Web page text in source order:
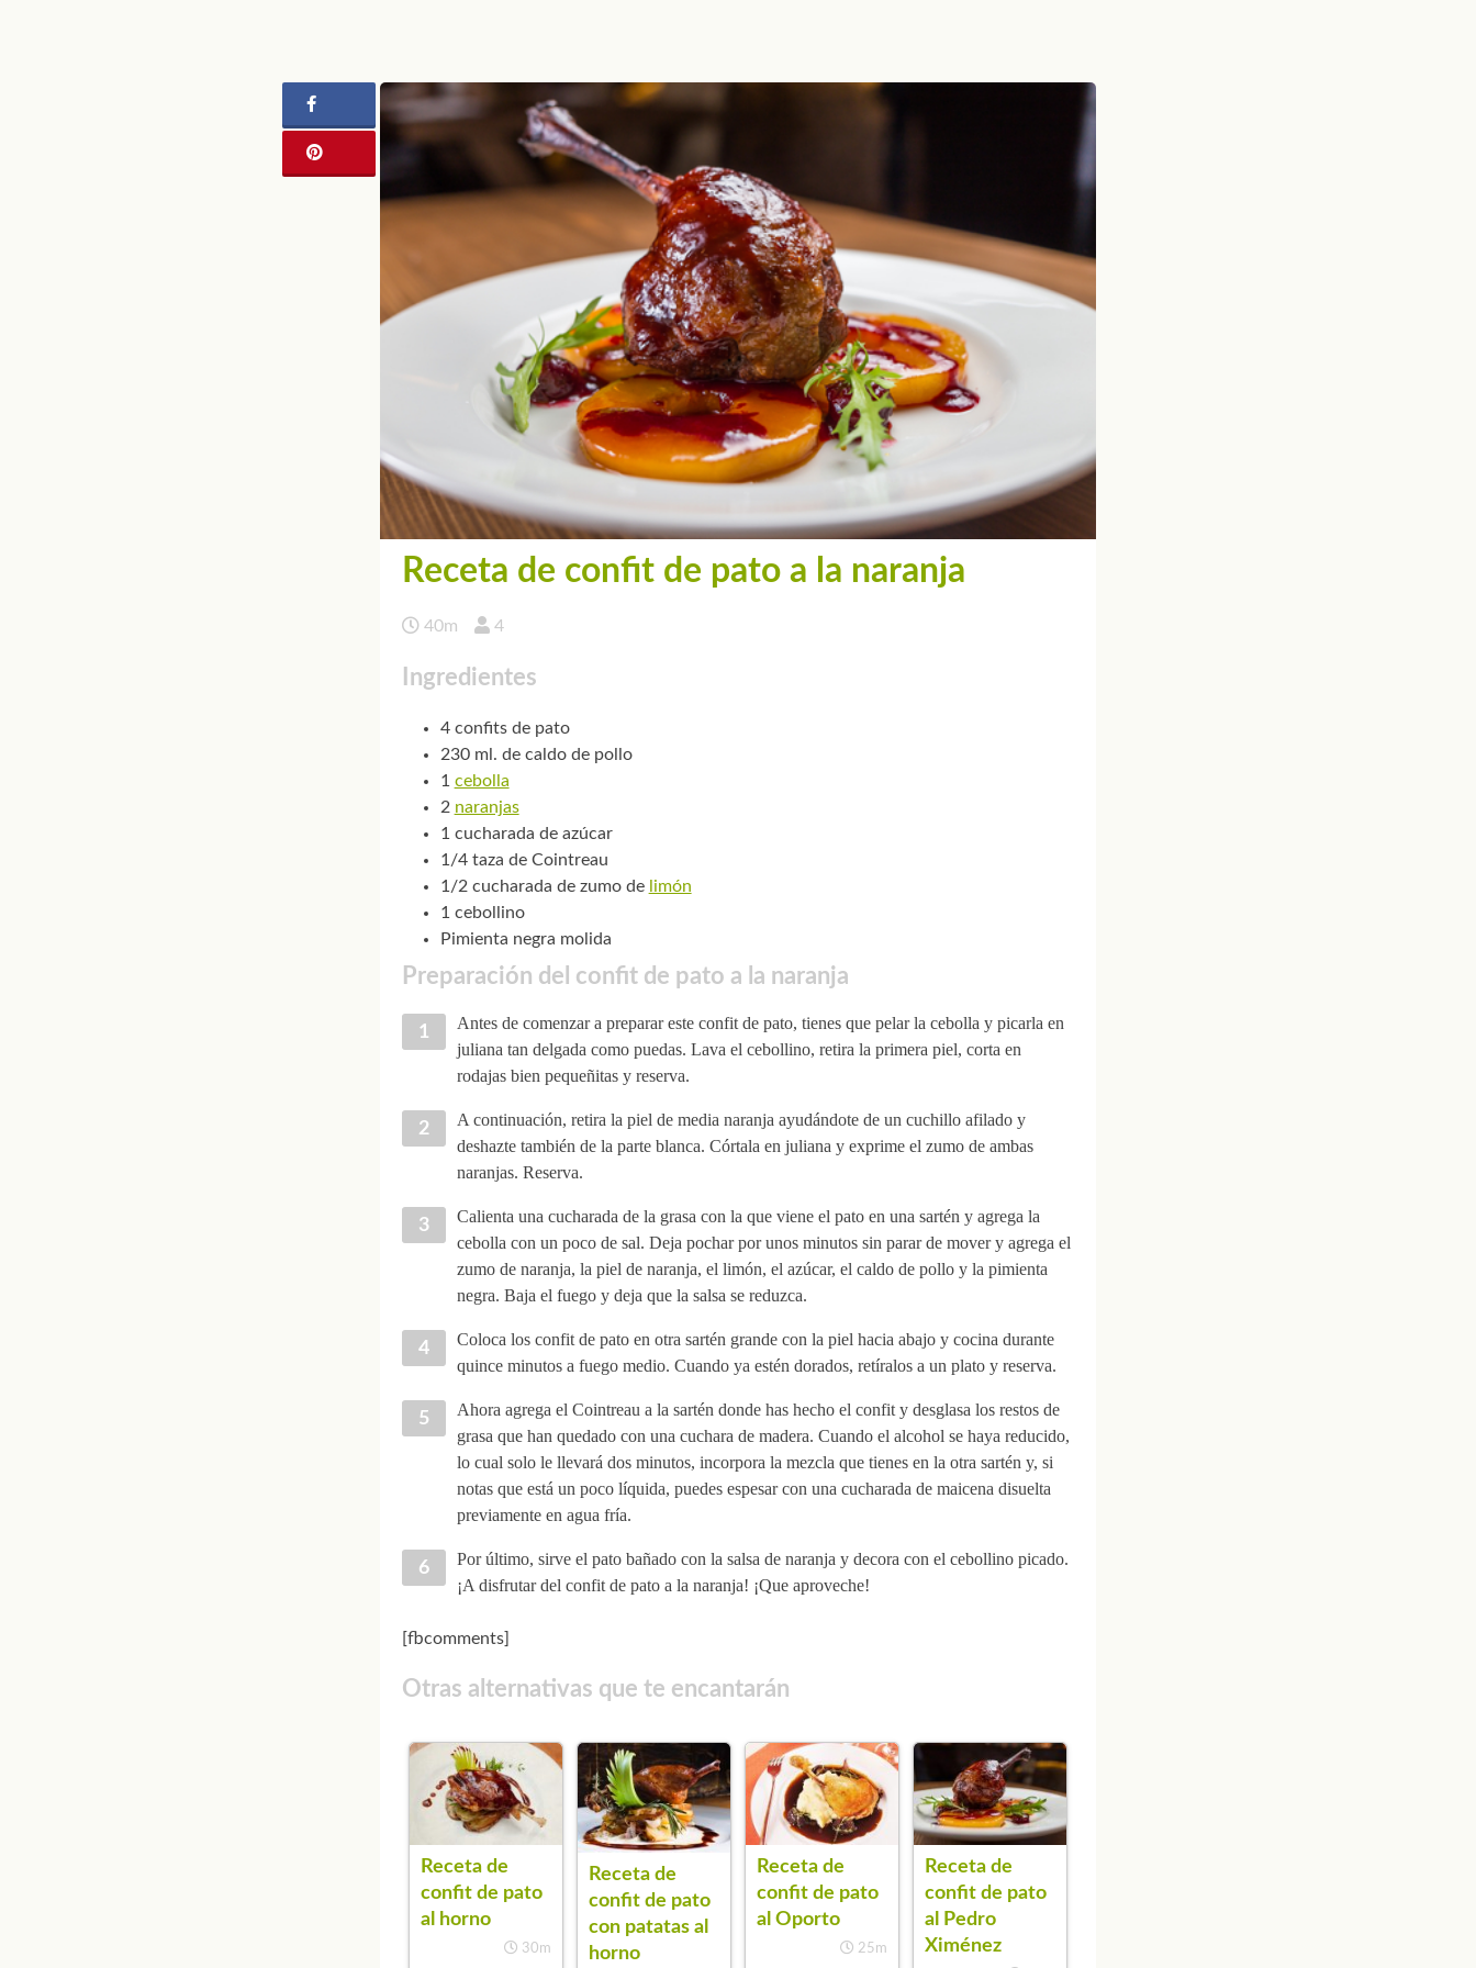
Receta de confit de pato a la naranja
40m 4
Ingredientes
4 confits de pato
230 ml. de caldo de pollo
1 cebolla
2 naranjas
1 cucharada de azúcar
1/4 taza de Cointreau
1/2 cucharada de zumo de limón
1 cebollino
Pimienta negra molida
Preparación del confit de pato a la naranja
Antes de comenzar a preparar este confit de pato, tienes que pelar la cebolla y picarla en
juliana tan delgada como puedas. Lava el cebollino, retira la primera piel, corta en
rodajas bien pequeñitas y reserva.
A continuación, retira la piel de media naranja ayudándote de un cuchillo afilado y
deshazte también de la parte blanca. Córtala en juliana y exprime el zumo de ambas
naranjas. Reserva.
Calienta una cucharada de la grasa con la que viene el pato en una sartén y agrega la
cebolla con un poco de sal. Deja pochar por unos minutos sin parar de mover y agrega el
zumo de naranja, la piel de naranja, el limón, el azúcar, el caldo de pollo y la pimienta
negra. Baja el fuego y deja que la salsa se reduzca.
Coloca los confit de pato en otra sartén grande con la piel hacia abajo y cocina durante
quince minutos a fuego medio. Cuando ya estén dorados, retíralos a un plato y reserva.
Ahora agrega el Cointreau a la sartén donde has hecho el confit y desglasa los restos de
grasa que han quedado con una cuchara de madera. Cuando el alcohol se haya reducido,
lo cual solo le llevará dos minutos, incorpora la mezcla que tienes en la otra sartén y, si
notas que está un poco líquida, puedes espesar con una cucharada de maicena disuelta
previamente en agua fría.
Por último, sirve el pato bañado con la salsa de naranja y decora con el cebollino picado.
¡A disfrutar del confit de pato a la naranja! ¡Que aproveche!
[fbcomments]
Otras alternativas que te encantarán
Receta de
confit de pato
al horno
30m
Receta de
confit de pato
con patatas al
horno
Receta de
confit de pato
al Oporto
25m
Receta de
confit de pato
al Pedro
Ximénez